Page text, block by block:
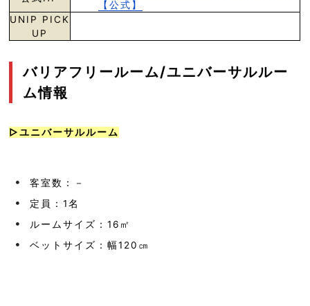
【公式】
UNIP PICK
UP
バリアフリールーム/ユニバーサルルー
ム情報
▷ユニバーサルルーム
客室数：－
定員：1名
ルームサイズ：16㎡
ベットサイズ：幅120㎝